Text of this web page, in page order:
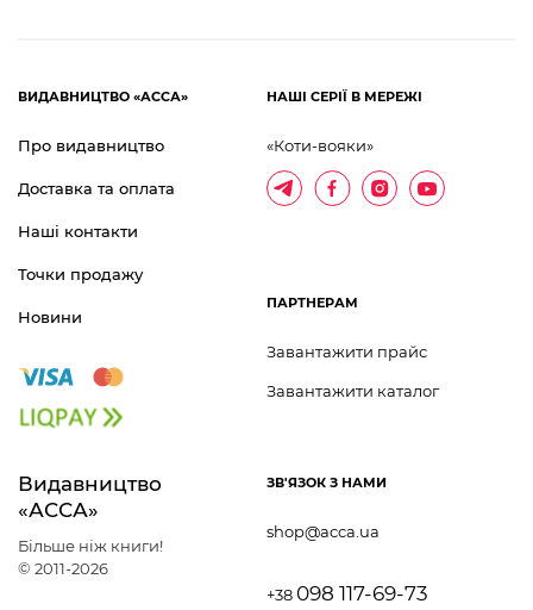
Видавництво
«АССА»
Більше ніж книги!
© 2011-2026
ЗВ'ЯЗОК З НАМИ
shop@acca.ua
+38 098 117-69-73
ВИДАВНИЦТВО «АССА»
Про видавництво
Доставка та оплата
Наші контакти
Точки продажу
Новини
НАШІ СЕРІЇ В МЕРЕЖІ
«Коти-вояки»
ПАРТНЕРАМ
Завантажити прайс
Завантажити каталог